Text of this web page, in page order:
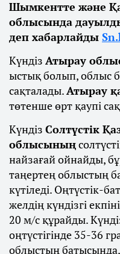
Шымкентте және
облысында
деп хабарлайды
Күндіз Атырау
ыстық болып, облыс
сақталады.Атырау
төтенше өрт қаупі
Күндіз Солтүстік
облысының
найзағай ойнайды,
таңертең облыстың
күтіледі. Оңтүстік-
желдің күндізгі
20 м/с құрайды.
оңтүстігінде 35-36
облыстың батысында,